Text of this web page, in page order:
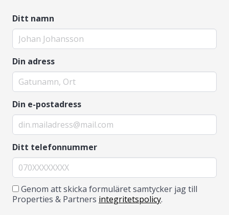
Ditt namn
Din adress
Din e-postadress
Ditt telefonnummer
Genom att skicka formuläret samtycker jag till
Properties & Partners integritetspolicy.